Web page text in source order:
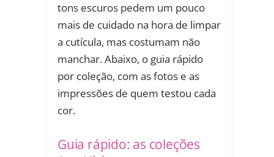
tons escuros pedem um pouco
mais de cuidado na hora de limpar
a cutícula, mas costumam não
manchar. Abaixo, o guia rápido
por coleção, com as fotos e as
impressões de quem testou cada
cor.
Guia rápido: as coleções